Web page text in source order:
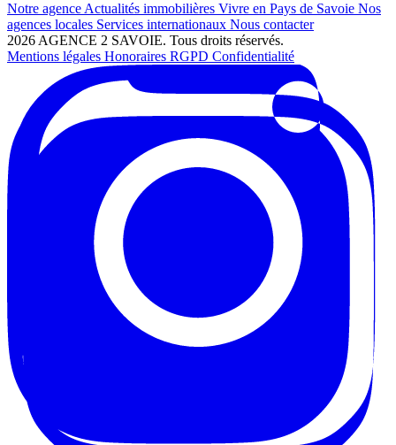
Notre agence Actualités immobilières Vivre en Pays de Savoie Nos
agences locales Services internationaux Nous contacter
2026 AGENCE 2 SAVOIE. Tous droits réservés.
Mentions légales Honoraires RGPD Confidentialité